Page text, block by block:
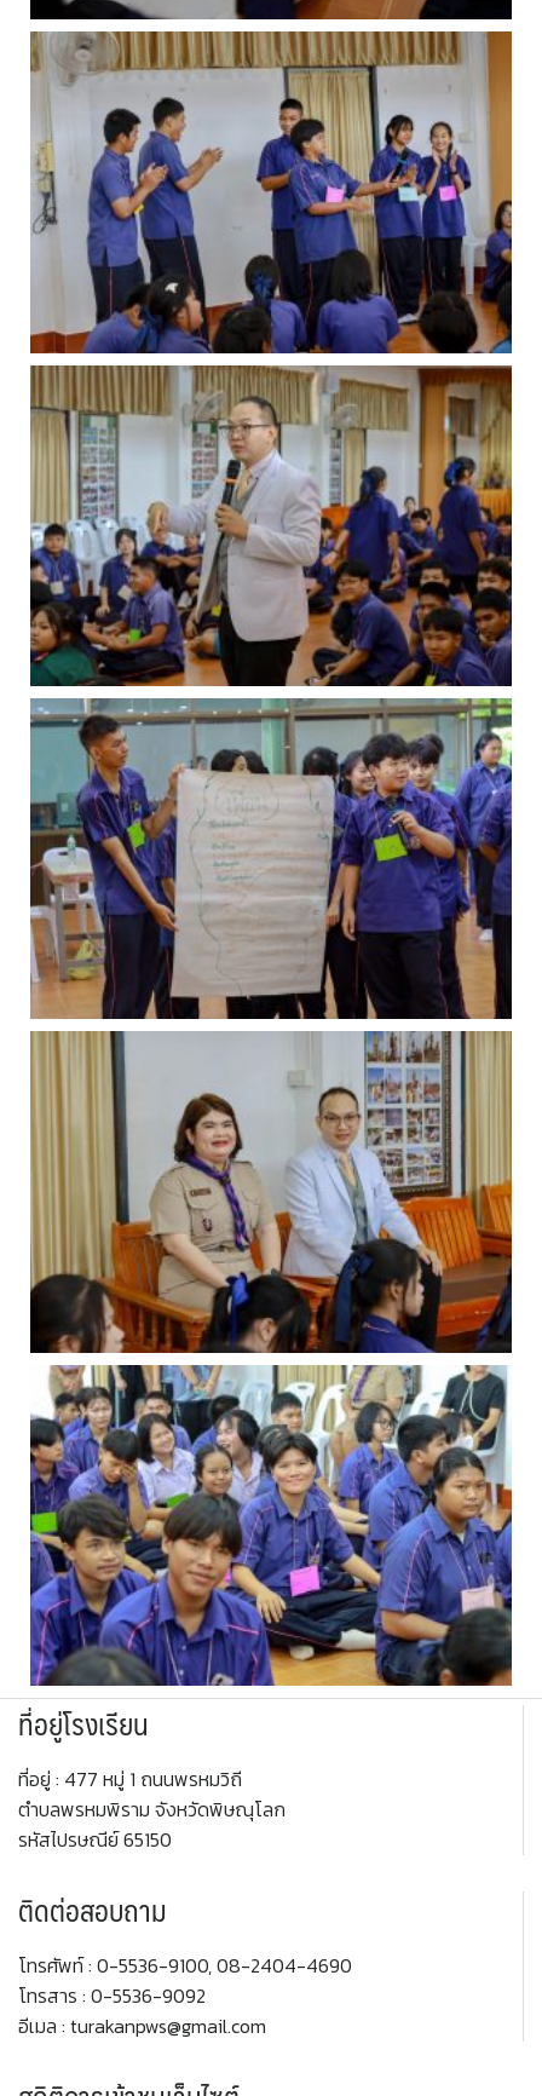
ที่อยู่โรงเรียน
ที่อยู่ : 477 หมู่ 1 ถนนพรหมวิถี
ตำบลพรหมพิราม จังหวัดพิษณุโลก
รหัสไปรษณีย์ 65150
ติดต่อสอบถาม
โทรศัพท์ : 0-5536-9100, 08-2404-4690
โทรสาร : 0-5536-9092
อีเมล : turakanpws@gmail.com